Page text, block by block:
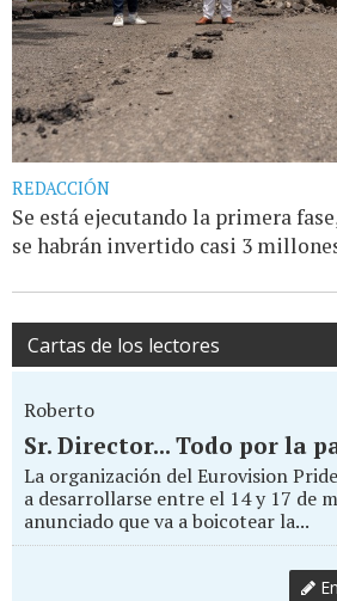
REDACCIÓN
Se está ejecutando la primera
se habrán invertido casi 3
Cartas de los lectores
Roberto
Sr. Director... Todo por la
La organización del Eurovision
a desarrollarse entre el 14 y 17 de
anunciado que va a boicotear la...